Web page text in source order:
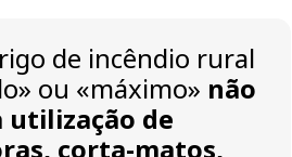
de incêndio rural
ou «máximo» não
de